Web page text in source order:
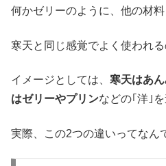
何かゼリーのように、他の材料
寒天と同じ感覚でよく使われ
イメージとしては、 寒天はあ
はゼリーやプリンなどの｢洋｣
実際、この2つの違いってなん